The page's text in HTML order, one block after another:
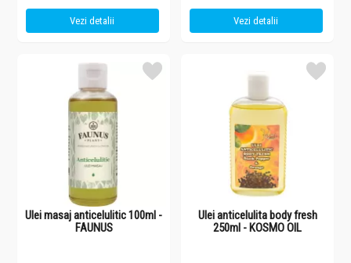
Vezi detalii Vezi detalii
Ulei masaj anticelulitic 100ml -
FAUNUS
Ulei anticelulita body fresh
250ml - KOSMO OIL